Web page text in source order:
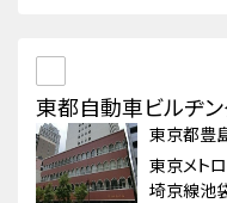
東都自動車ビルヂ
東京都豊
東京メト
埼京線池